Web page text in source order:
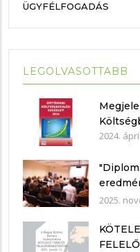
ÜGYFÉLFOGADÁS
LEGOLVASOTTABB
2024.
2025.